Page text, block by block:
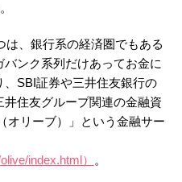
、銀行系の経済圏でもある
ンク系列だけあってお金に
SBI証券や三井住友銀行の
住友グループ関連の金融資
オリーブ）」という金融サー
index.html） 。